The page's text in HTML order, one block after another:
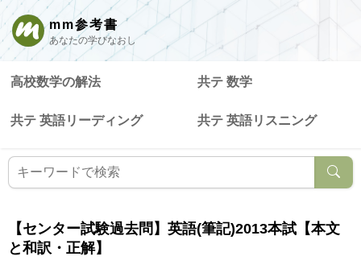
mm参考書
あなたの学びなおし
高校数学の解法 共テ 数学
共テ 英語リーディング 共テ 英語リスニング
【センター試験過去問】英語(筆記)2013本試【本文
と和訳・正解】